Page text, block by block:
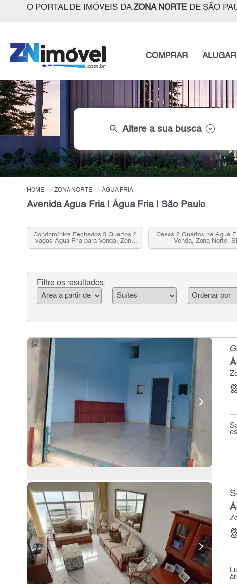
O PORTAL DE IMÓVEIS DA ZONA NORTEDE SÃO
COMPRAR ALUGAR
search Altere a sua busca
HOME ZONA NORTE ÁGUA FRIA
Avenida Agua Fria | Água Fria | São Paulo
Condomínios Fechados 3 Quartos 2
vagas Água Fria para Venda, Zona
Norte, SP
Casas 2 Quartos na Água
Venda, Zona Norte,
Filtre os resultados: